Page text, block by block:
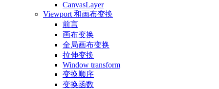
CanvasLayer
Viewport 和画布变换
前言
画布变换
全局画布变换
拉伸变换
Window transform
变换顺序
变换函数